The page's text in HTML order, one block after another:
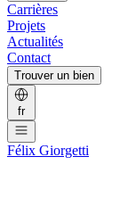
Carrières
Projets
Actualités
Contact
Trouver un bien
fr
Félix Giorgetti